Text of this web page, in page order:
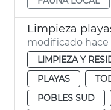
Limpieza
modificado hace
LIMPIEZA Y
PLAYAS
POBLES SUD